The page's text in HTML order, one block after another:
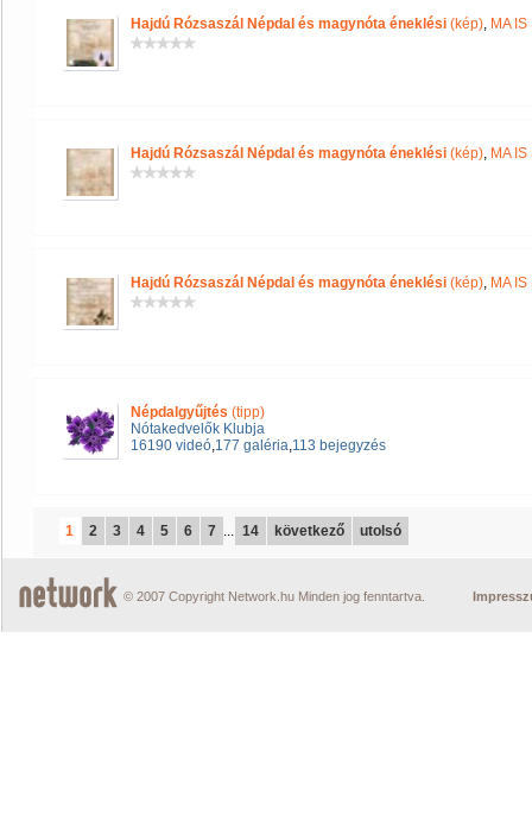
Hajdú Rózsaszál Népdal és magynóta éneklési (kép), MA
Hajdú Rózsaszál Népdal és magynóta éneklési (kép), MA
Hajdú Rózsaszál Népdal és magynóta éneklési (kép), MA
Népdalgyűjtés (tipp)
Nótakedvelők Klubja
16190 videó,177 galéria,113 bejegyzés
1 2 3 4 5 6 7 ... 14 következő utolsó
© 2007 Copyright Network.hu Minden jog fenntartva.